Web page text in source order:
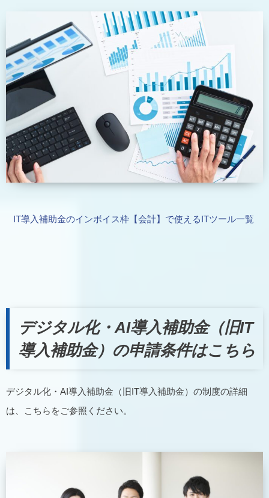
IT導入補助金のインボイス枠【会計】で使えるITツール一覧
デジタル化・AI導入補助金（旧IT
導入補助金）の申請条件はこちら
デジタル化・AI導入補助金（旧IT導入補助金）の制度の詳細
は、こちらをご参照ください。